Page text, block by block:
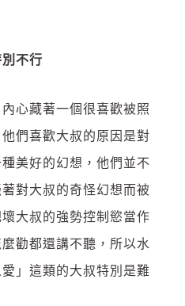
不行
心藏著一個很喜歡被照
們喜歡大叔的原因是對
美好的幻想，他們並不
對大叔的奇怪幻想而被
大叔的強勢控制慾當作
勸都還講不聽，所以水
」這類的大叔特別是難